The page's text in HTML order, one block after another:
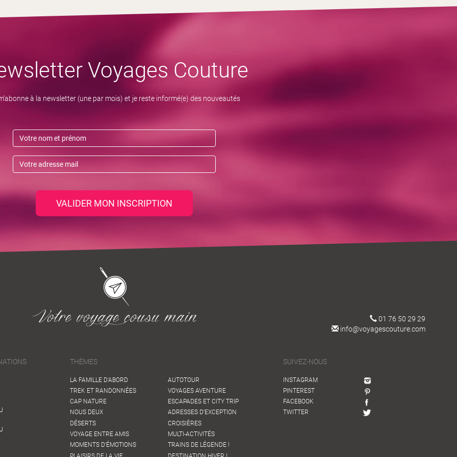
Voyages Couture
à la newsletter (une par mois) et je reste informé(e) des nouveautés
VALIDER MON INSCRIPTION
01 76 50 29 29
info@voyagescouture.com
THÈMES
LA FAMILLE D'ABORD
TREK ET RANDONNÉES
CAP NATURE
NOUS DEUX
DÉSERTS
VOYAGE ENTRE AMIS
MOMENTS D'ÉMOTIONS
AUTOTOUR
VOYAGES AVENTURE
ESCAPADES ET CITY TRIP
ADRESSES D'EXCEPTION
CROISIÈRES
MULTI-ACTIVITÉS
TRAINS DE LÉGENDE !
SUIVEZ-NOUS
INSTAGRAM
PINTEREST
FACEBOOK
TWITTER